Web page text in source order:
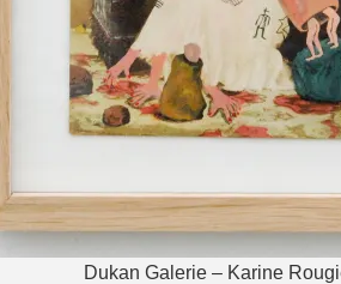
Dukan Galerie – Karine